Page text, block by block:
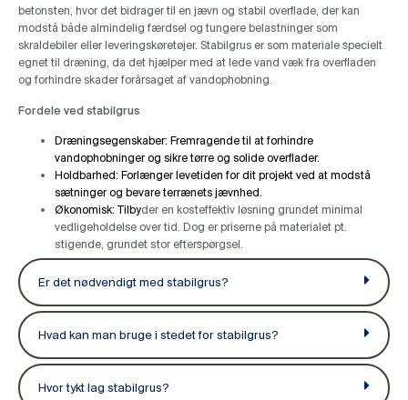
betonsten, hvor det bidrager til en jævn og stabil overflade, der kan
modstå både almindelig færdsel og tungere belastninger som
skraldebiler eller leveringskøretøjer. Stabilgrus er som materiale specielt
egnet til dræning, da det hjælper med at lede vand væk fra overfladen
og forhindre skader forårsaget af vandophobning​.
Fordele ved stabilgrus
Dræningsegenskaber: Fremragende til at forhindre
vandophobninger og sikre tørre og solide overflader.
Holdbarhed: Forlænger levetiden for dit projekt ved at modstå
sætninger og bevare terrænets jævnhed.
Økonomisk: Tilbyder en kosteffektiv løsning grundet minimal
vedligeholdelse over tid. Dog er priserne på materialet pt.
stigende, grundet stor efterspørgsel.
Er det nødvendigt med stabilgrus?
Hvad kan man bruge i stedet for stabilgrus?
Hvor tykt lag stabilgrus?